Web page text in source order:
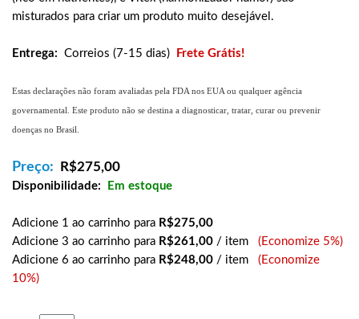
misturados para criar um produto muito desejável.
Entrega: Correios (7-15 dias) Frete Grátis!
Estas declarações não foram avaliadas pela FDA nos EUA ou qualquer agência
governamental. Este produto não se destina a diagnosticar, tratar, curar ou prevenir
doenças no Brasil.
Preço: R$275,00
Disponibilidade: Em estoque
Adicione 1 ao carrinho para R$275,00
Adicione 3 ao carrinho para R$261,00 / item (Economize 5%)
Adicione 6 ao carrinho para R$248,00 / item (Economize
10%)